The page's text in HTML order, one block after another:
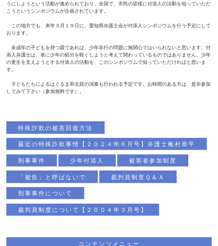
うにしようという活動が進められており、全国で、市民の皆様に付添人の活動を知っていただ
こうというシンポジウムが企画されています。
この地方でも、来年３月１９日に、愛知県弁護士会が付添人シンポジウムを行う予定にして
おります。
未成年の子どもを持つ親であれば、少年非行の問題に無関心ではいられないと思います。付
添人弁護士は、単に少年の処分を軽くしようと考えて関わっているものではありません。少年
の更生を支えようとする付添人の活動を、このシンポジウムで知っていただければと思いま
す。
子どもたちによるはぐるま和太鼓の演奏も行われる予定です。お時間のある方は、是非参加
してみて下さい（参加無料です）。
特殊詐欺の被害回復方法
最近の特殊詐欺事情【２０２４年６月号】弁護士亀村恭平
刑事事件 少年付添人 被害者参加制度
「被告」と呼ばないで 裁判員制度Ｑ＆Ａ
刑事事件について
裁判員制度について【２００４年３月号】
コンテンツメニュー